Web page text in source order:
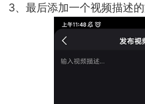
3、最后添加一个视频描述